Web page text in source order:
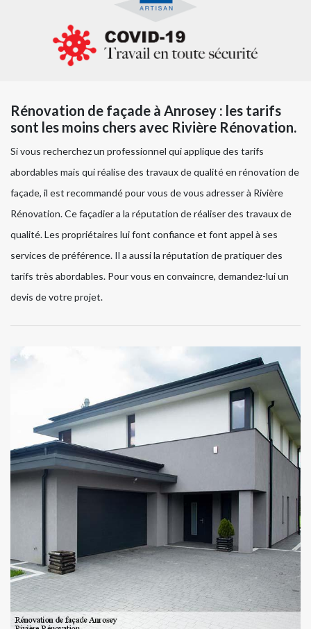
Rénovation de façade à Anrosey : les tarifs
sont les moins chers avec Rivière Rénovation.
Si vous recherchez un professionnel qui applique des tarifs
abordables mais qui réalise des travaux de qualité en rénovation de
façade, il est recommandé pour vous de vous adresser à Rivière
Rénovation. Ce façadier a la réputation de réaliser des travaux de
qualité. Les propriétaires lui font confiance et font appel à ses
services de préférence. Il a aussi la réputation de pratiquer des
tarifs très abordables. Pour vous en convaincre, demandez-lui un
devis de votre projet.